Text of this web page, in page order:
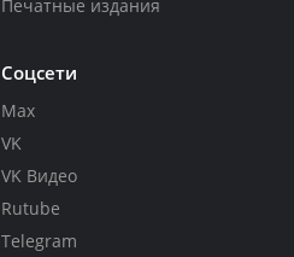
Печатные издания
Соцсети
Max
VK
VK Видео
Rutube
Telegram